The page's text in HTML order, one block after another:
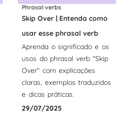
Phrasal verbs
Skip Over | Entenda como
usar esse phrasal verb
Aprenda o significado e os
usos do phrasal verb "Skip
Over" com explicações
claras, exemplos traduzidos
e dicas práticas.
29/07/2025